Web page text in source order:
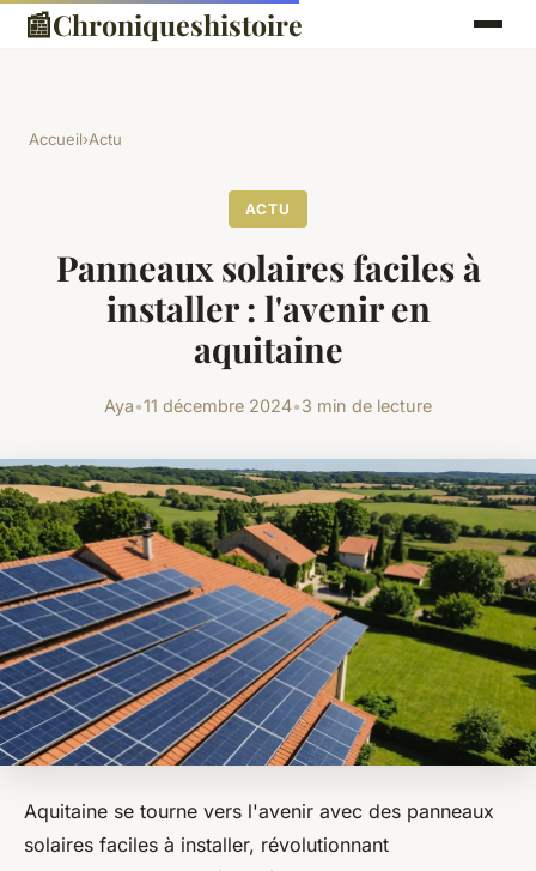
📰Chroniqueshistoire
Accueil›Actu
ACTU
Panneaux solaires faciles à
installer : l'avenir en
aquitaine
Aya•11 décembre 2024•3 min de lecture
Aquitaine se tourne vers l'avenir avec des panneaux
solaires faciles à installer, révolutionnant